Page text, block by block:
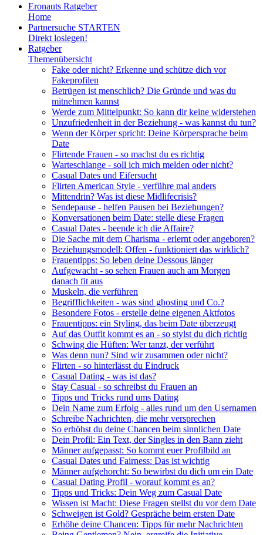
Eronauts Ratgeber
Home
Partnersuche STARTEN
Direkt loslegen!
Ratgeber
Themenübersicht
Fake oder nicht? Erkenne und schütze dich vor
Fakeprofilen
Betrügen ist menschlich? Die Gründe und was du
mitnehmen kannst
Werde zum Mittelpunkt: So kann dir keine widerstehen
Unzufriedenheit in der Beziehung - was kannst du tun?
Wenn der Körper spricht: Deine Körpersprache beim
Date
Flirtende Frauen - so machst du es richtig
Warteschlange - soll ich mich melden oder nicht?
Casual Dates und Eifersucht
Flirten American Style - verführe mal anders
Mittendrin? Was ist diese Midlifecrisis?
Sendepause - helfen Pausen bei Beziehungen?
Konversationen beim Date: stelle diese Fragen
Casual Dates - beende ich die Affaire?
Die Sache mit dem Charisma - erlernt oder angeboren?
Beziehungsmodell: Offen - funktioniert das wirklich?
Frauentipps: So leben deine Dessous länger
Aufgewacht - so sehen Frauen auch am Morgen
danach fit aus
Muskeln, die verführen
Begrifflichkeiten - was sind ghosting und Co.?
Besondere Fotos - erstelle deine eigenen Aktfotos
Frauentipps: ein Styling, das beim Date überzeugt
Auf das Outfit kommt es an - so stylst du dich richtig
Schwing die Hüften: Wer tanzt, der verführt
Was denn nun? Sind wir zusammen oder nicht?
Flirten - so hinterlässt du Eindruck
Casual Dating - was ist das?
Stay Casual - so schreibst du Frauen an
Tipps und Tricks rund ums Dating
Dein Name zum Erfolg - alles rund um den Usernamen
Schreibe Nachrichten, die mehr versprechen
So erhöhst du deine Chancen beim sinnlichen Date
Dein Profil: Ein Text, der Singles in den Bann zieht
Männer aufgepasst: So kommt euer Profilbild an
Casual Dates und Fairness: Das ist wichtig
Männer aufgehorcht: So bewirbst du dich um ein Date
Casual Dating Profil - worauf kommt es an?
Tipps und Tricks: Dein Weg zum Casual Date
Wissen ist Macht: Diese Fragen stellst du vor dem Date
Schweigen ist Gold? Gespräche beim ersten Date
Erhöhe deine Chancen: Tipps für mehr Nachrichten